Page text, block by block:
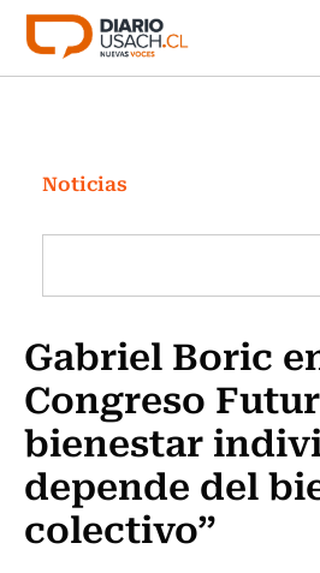
Click acá para ir directamente al
Investigación
Cultura
Programas Radio y TV
Noticias
Gabriel Boric
Congreso
bienestar
depende del
colectivo”